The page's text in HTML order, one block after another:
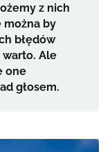
z nich
można by
błędów
warto. Ale
one
głosem.